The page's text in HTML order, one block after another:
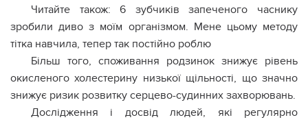
Читайте також: 6 зубчиків запеченого часнику
зробили диво з моїм організмом. Мене цьому методу
тітка навчила, тепер так постійно роблю
Більш того, споживання родзинок знижує рівень
окисленого холecтерину низької щільності, що значно
знижує ризик розвитку сepцево-сyдинних захвopювань.
Дослідження і досвід людей, які регулярно